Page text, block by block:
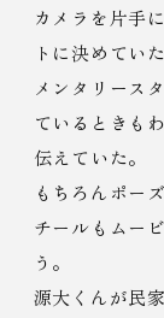
カメラを片手
トに決めてい
メンタリース
ているときも
伝えていた。
もちろんポー
チールもムー
う。
源大くんが民